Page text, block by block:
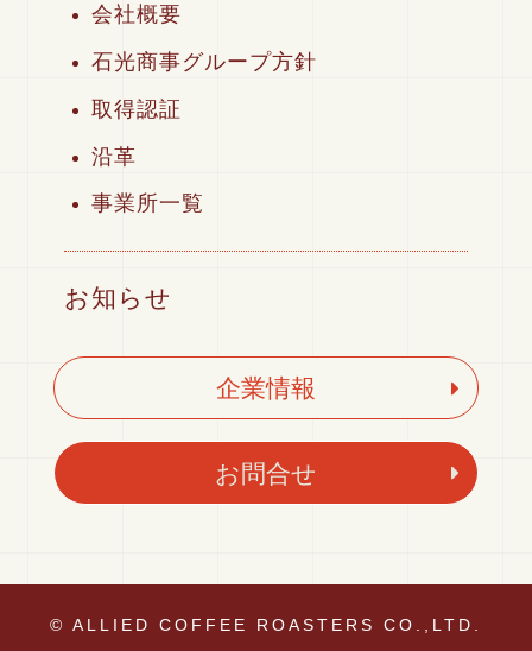
会社概要
石光商事グループ方針
取得認証
沿革
事業所一覧
お知らせ
企業情報
お問合せ
© ALLIED COFFEE ROASTERS CO.,LTD.